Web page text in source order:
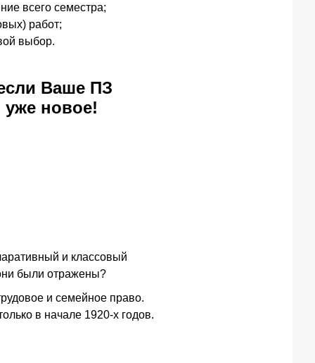
всего семестра;
работ;
выбор.
Ваше ПЗ
уже новое!
и классовый
были отражены?
и семейное право.
в начале 1920-х годов.